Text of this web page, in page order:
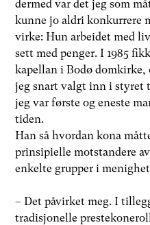
dermed var det jeg som
kunne jo aldri konkurrere
virke: Hun arbeidet med
sett med penger. I 1985
kapellan i Bodø domkirke,
jeg snart valgt inn i styret
jeg var første og eneste
tiden.
Han så hvordan kona
prinsipielle motstandere
enkelte grupper i
– Det påvirket meg. I
tradisjonelle